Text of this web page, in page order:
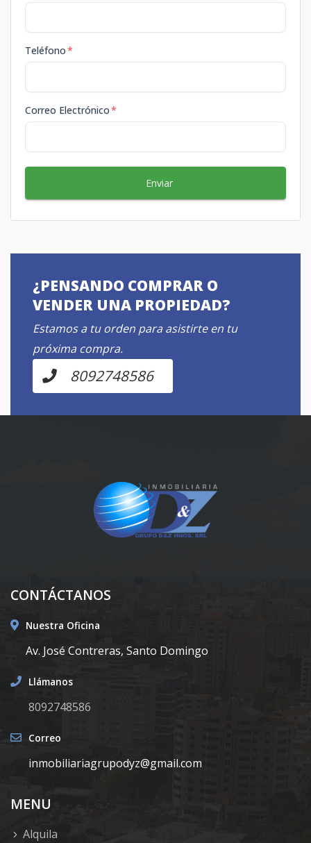
Teléfono*
Correo Electrónico*
Enviar
¿PENSANDO COMPRAR O
VENDER UNA PROPIEDAD?
Estamos a tu orden para asistirte en tu
próxima compra.
8092748586
CONTÁCTANOS
Nuestra Oficina
Av. José Contreras, Santo Domingo
Llámanos
8092748586
Correo
inmobiliariagrupodyz@gmail.com
MENU
Alquila